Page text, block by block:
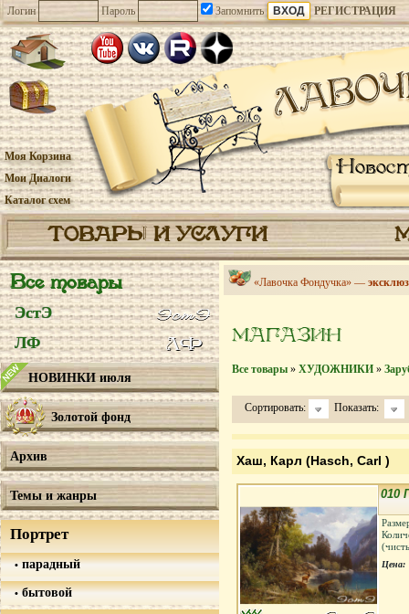
Логин Пароль Запомнить РЕГИСТРАЦИЯ
Моя Корзина
Мои Диалоги
Каталог схем
ТОВАРЫ И УСЛУГИ
Все товары
ЭстЭ
ЛФ
НОВИНКИ июля
Золотой фонд
Архив
Темы и жанры
Портрет
парадный
бытовой
«Лавочка Фондучка» —
МАГАЗИН
Все товары » ХУДОЖНИКИ »
Сортировать: Показать:
Хаш, Карл (Hasch, Carl )
010
Цена: